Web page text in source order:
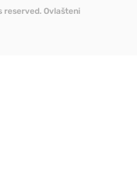
Ovlašteni